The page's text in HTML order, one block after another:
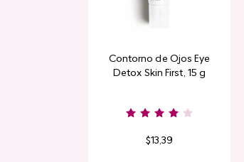
Contorno de Ojos Eye
Detox Skin First, 15 g
$13,39